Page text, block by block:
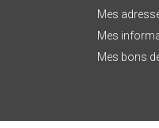
Mes
Mes
Mes bons